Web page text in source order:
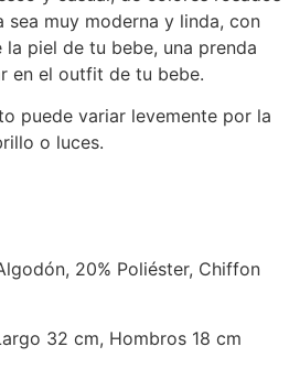
sea muy moderna y linda, con
piel de tu bebe, una prenda
en el outfit de tu bebe.
puede variar levemente por la
o luces.
20% Poliéster, Chiffon
32 cm, Hombros 18 cm